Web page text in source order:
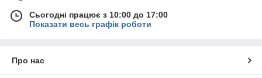
Сьогодні працює з 10:00 до 17:00
Показати весь графік роботи
Про нас